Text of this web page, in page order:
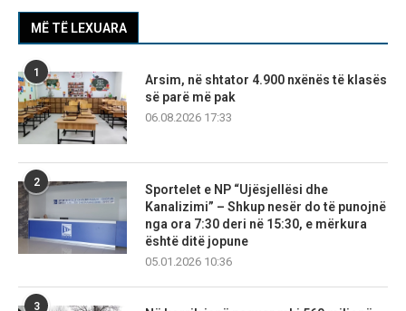
MË TË LEXUARA
1
Arsim, në shtator 4.900 nxënës të klasës
së parë më pak
06.08.2026 17:33
2
Sportelet e NP “Ujësjellësi dhe
Kanalizimi” – Shkup nesër do të punojnë
nga ora 7:30 deri në 15:30, e mërkura
është ditë jopune
05.01.2026 10:36
3